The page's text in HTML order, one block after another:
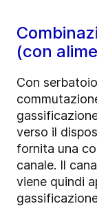
(con
Con
verso il
fornita una
canale. Il
viene quindi